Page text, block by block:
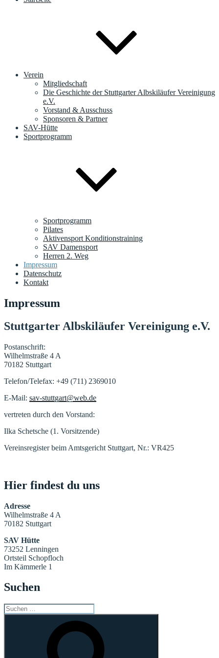
Verein
Mitgliedschaft
Die Geschichte der Stuttgarter Albskiläufer Vereinigung
e.V.
Vorstand & Ausschuss
Sponsoren & Partner
SAV-Hütte
Sportprogramm
Sportprogramm
Pilates
Aktivensport Konditionstraining
SAV Damensport
Herren 2. Weg
Impressum
Datenschutz
Kontakt
Impressum
Stuttgarter Albskiläufer Vereinigung e.V.
Postanschrift:
Wilhelmstraße 4 A
70182 Stuttgart
Telefon/Telefax: +49 (711) 2369010
E-Mail: sav-stuttgart@web.de
vertreten durch den Vorstand:
Ilka Schetsche (1. Vorsitzende)
Vereinsregister beim Amtsgericht Stuttgart, Nr.: VR425
Hier findest du uns
Adresse
Wilhelmstraße 4 A
70182 Stuttgart
SAV Hütte
73252 Lenningen
Ortsteil Schopfloch
Im Kämmerle 1
Suchen
Suchen
nach: